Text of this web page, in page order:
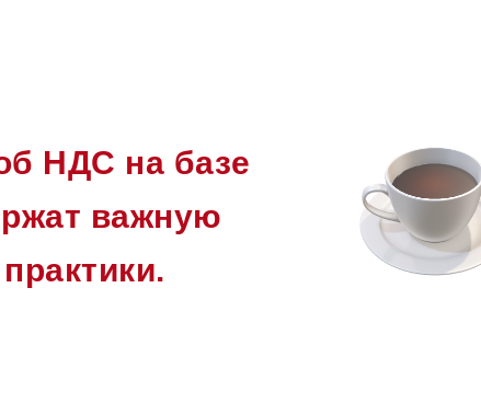
НДС на базе
важную